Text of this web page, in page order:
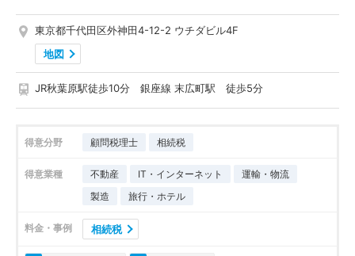
東京都千代田区外神田4-12-2 ウチダビル4F
地図
JR秋葉原駅徒歩10分 銀座線 末広町駅 徒歩5分
得意分野 顧問税理士 相続税
得意業種 不動産 IT・インターネット
運輸・物流
製造
旅行・ホテル
料金・事例 相続税